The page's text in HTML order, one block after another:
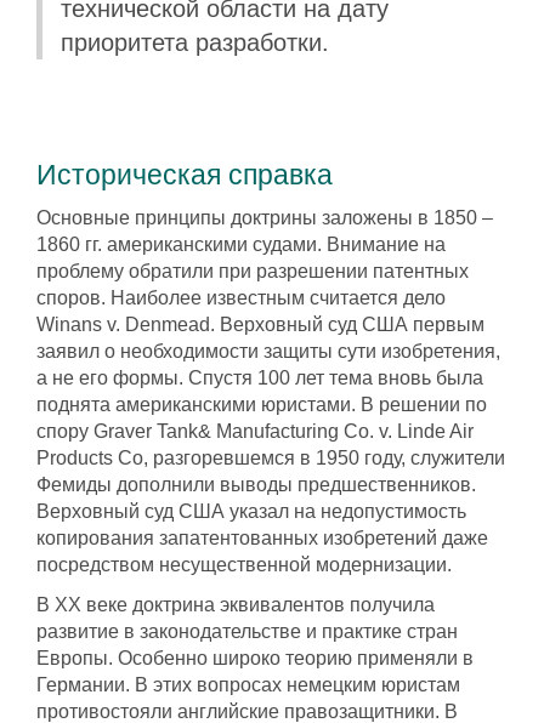
технической области на дату
приоритета разработки.
Историческая справка
Основные принципы доктрины заложены в 1850 –
1860 гг. американскими судами. Внимание на
проблему обратили при разрешении патентных
споров. Наиболее известным считается дело
Winans v. Denmead. Верховный суд США первым
заявил о необходимости защиты сути изобретения,
а не его формы. Спустя 100 лет тема вновь была
поднята американскими юристами. В решении по
спору Graver Tank& Manufacturing Co. v. Linde Air
Products Co, разгоревшемся в 1950 году, служители
Фемиды дополнили выводы предшественников.
Верховный суд США указал на недопустимость
копирования запатентованных изобретений даже
посредством несущественной модернизации.
В ХХ веке доктрина эквивалентов получила
развитие в законодательстве и практике стран
Европы. Особенно широко теорию применяли в
Германии. В этих вопросах немецким юристам
противостояли английские правозащитники. В